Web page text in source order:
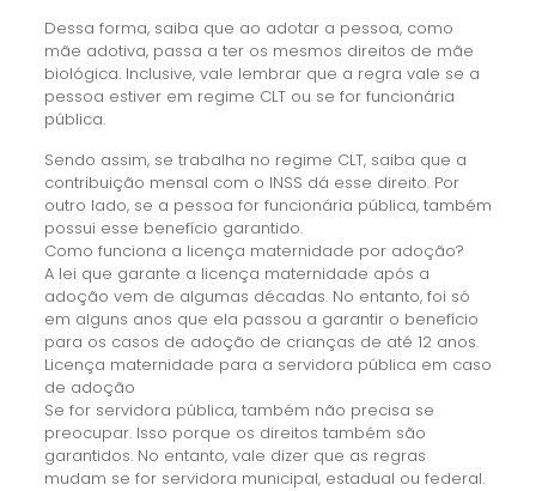
Dessa forma, saiba que ao adotar a pessoa, como
mãe adotiva, passa a ter os mesmos direitos de mãe
biológica. Inclusive, vale lembrar que a regra vale se a
pessoa estiver em regime CLT ou se for funcionária
pública.
Sendo assim, se trabalha no regime CLT, saiba que a
contribuição mensal com o INSS dá esse direito. Por
outro lado, se a pessoa for funcionária pública, também
possui esse benefício garantido.
Como funciona a licença maternidade por adoção?
A lei que garante a licença maternidade após a
adoção vem de algumas décadas. No entanto, foi só
em alguns anos que ela passou a garantir o benefício
para os casos de adoção de crianças de até 12 anos.
Licença maternidade para a servidora pública em caso
de adoção
Se for servidora pública, também não precisa se
preocupar. Isso porque os direitos também são
garantidos. No entanto, vale dizer que as regras
mudam se for servidora municipal, estadual ou federal.